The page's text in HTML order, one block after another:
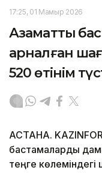
17:25, 01 Мамыр 2026
Азаматтық
арналған
520 өтінім
АСТАНА.
бастамаларды
теңге көлеміндегі